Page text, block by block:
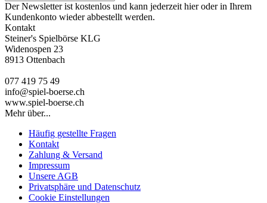
Der Newsletter ist kostenlos und kann jederzeit hier oder in Ihrem
Kundenkonto wieder abbestellt werden.
Kontakt
Steiner's Spielbörse KLG
Widenospen 23
8913 Ottenbach
077 419 75 49
info@spiel-boerse.ch
www.spiel-boerse.ch
Mehr über...
Häufig gestellte Fragen
Kontakt
Zahlung & Versand
Impressum
Unsere AGB
Privatsphäre und Datenschutz
Cookie Einstellungen